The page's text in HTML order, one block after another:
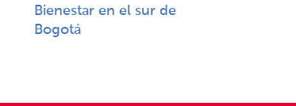
Bienestar en el sur de
Bogotá